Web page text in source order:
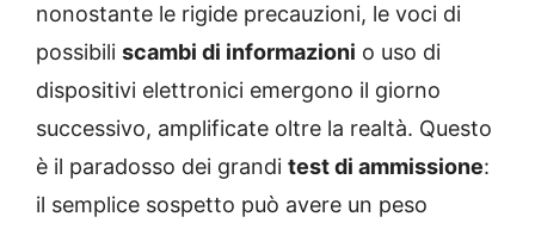
nonostante le rigide precauzioni, le voci di
possibili scambi di informazioni o uso di
dispositivi elettronici emergono il giorno
successivo, amplificate oltre la realtà. Questo
è il paradosso dei grandi test di ammissione:
il semplice sospetto può avere un peso